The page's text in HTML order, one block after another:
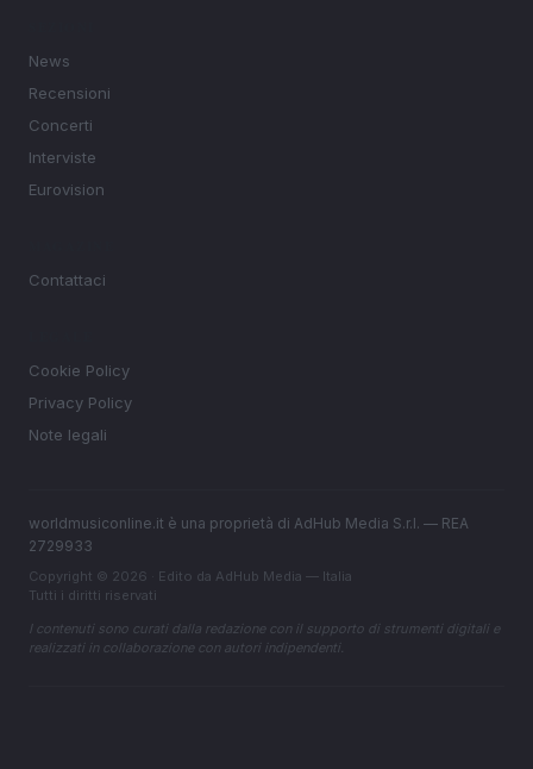
News
Recensioni
Concerti
Interviste
Eurovision
Contattaci
Cookie Policy
Privacy Policy
Note legali
worldmusiconline.it è una proprietà di AdHub Media S.r.l. — REA
2729933
Copyright © 2026 · Edito da AdHub Media — Italia
Tutti i diritti riservati
I contenuti sono curati dalla redazione con il supporto di strumenti digitali e
realizzati in collaborazione con autori indipendenti.